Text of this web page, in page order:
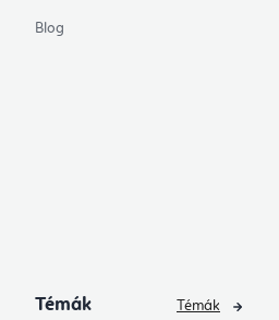
Blog
Témák Témák